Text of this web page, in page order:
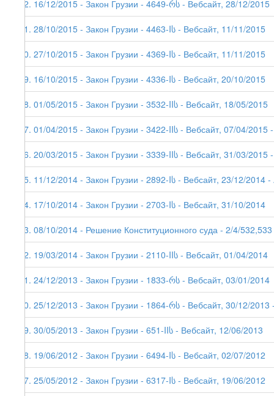
82. 16/12/2015 - Закон Грузии - 4649-რს - Вебсайт, 28/12/2015
81. 28/10/2015 - Закон Грузии - 4463-Iს - Вебсайт, 11/11/2015
80. 27/10/2015 - Закон Грузии - 4369-Iს - Вебсайт, 11/11/2015
79. 16/10/2015 - Закон Грузии - 4336-Iს - Вебсайт, 20/10/2015
78. 01/05/2015 - Закон Грузии - 3532-IIს - Вебсайт, 18/05/2015
77. 01/04/2015 - Закон Грузии - 3422-IIს - Вебсайт, 07/04/
76. 20/03/2015 - Закон Грузии - 3339-IIს - Вебсайт, 31/03/
75. 11/12/2014 - Закон Грузии - 2892-Iს - Вебсайт, 23/12/
74. 17/10/2014 - Закон Грузии - 2703-Iს - Вебсайт, 31/10/2014
73. 08/10/2014 - Решение Конституционного суда - 2/4/
72. 19/03/2014 - Закон Грузии - 2110-IIს - Вебсайт, 01/04/2014
71. 24/12/2013 - Закон Грузии - 1833-რს - Вебсайт, 03/01/2014
70. 25/12/2013 - Закон Грузии - 1864-რს - Вебсайт, 30/12/
69. 30/05/2013 - Закон Грузии - 651-IIს - Вебсайт, 12/06/2013
68. 19/06/2012 - Закон Грузии - 6494-Iს - Вебсайт, 02/07/2012
67. 25/05/2012 - Закон Грузии - 6317-Iს - Вебсайт, 19/06/2012